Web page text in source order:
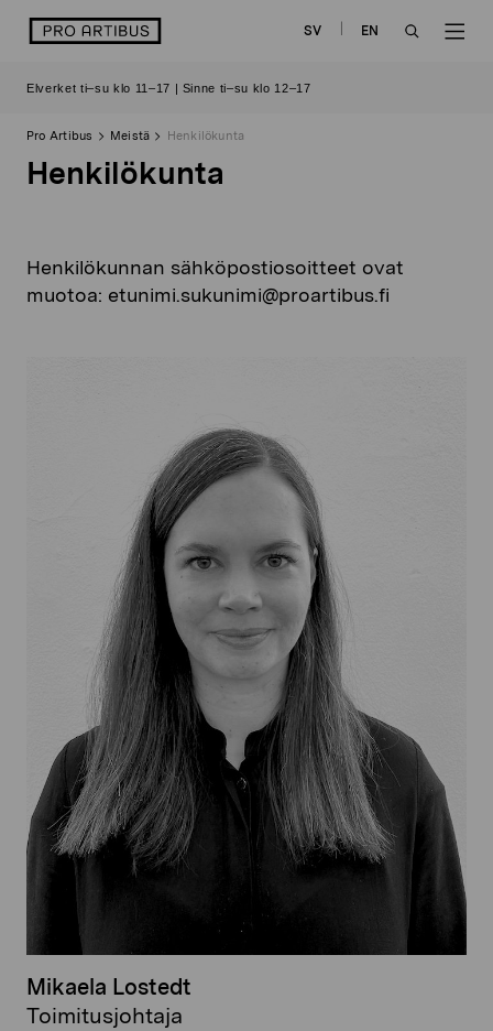
sisältöön
logo SV
EN
Elverket ti–su klo 11–17 | Sinne ti–su klo 12–17
Pro Artibus Meistä Henkilökunta
Henkilökunta
Henkilökunnan sähköpostiosoitteet ovat
muotoa: etunimi.sukunimi@proartibus.fi
Mikaela Lostedt
Toimitusjohtaja